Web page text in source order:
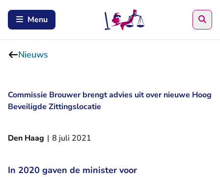
Menu
Nieuws
Commissie Brouwer brengt advies uit over nieuwe Hoog
Beveiligde Zittingslocatie
Den Haag | 8 juli 2021
In 2020 gaven de minister voor